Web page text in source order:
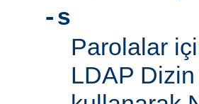
-s
Parolalar
LDAP